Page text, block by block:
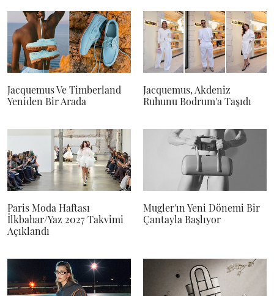
Jacquemus Ve Timberland
Yeniden Bir Arada
Jacquemus, Akdeniz
Ruhunu Bodrum'a Taşıdı
Paris Moda Haftası
İlkbahar/Yaz 2027 Takvimi
Açıklandı
Mugler'ın Yeni Dönemi Bir
Çantayla Başlıyor